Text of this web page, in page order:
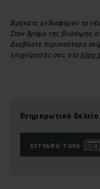
Βρήκατε ενδιαφέρον το
Στον δρόμο της βιώσιμης
Διαβάστε περισσότερα
επιχείρησής σας στο blog
Ενημερωτικό δελτίο
ΕΓΓΡΑΦΉ ΤΏΡΑ